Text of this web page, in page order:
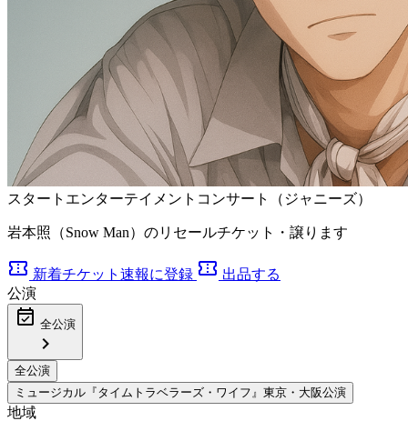
スタートエンターテイメントコンサート（ジャニーズ）
岩本照（Snow Man）のリセールチケット・譲ります
confirmation_number 新着チケット速報に登録 confirmation_number 出品する
公演
event_available 全公演
chevron_right
地域